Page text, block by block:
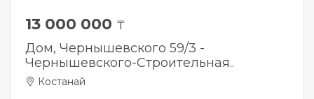
13 000 000 ₸
Дом, Чернышевского 59/3 -
Чернышевского-Строительная..
Костанай